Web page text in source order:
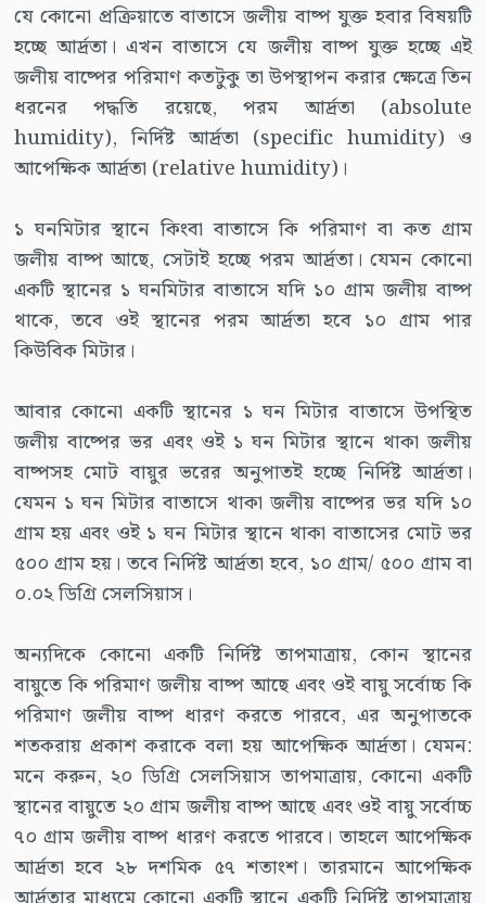
যে কোনো প্রক্রিয়াতে বাতাসে জলীয় বাষ্প যুক্ত হবার বিষয়টি
হচ্ছে আর্দ্রতা। এখন বাতাসে যে জলীয় বাষ্প যুক্ত হচ্ছে এই
জলীয় বাষ্পের পরিমাণ কতটুকু তা উপস্থাপন করার ক্ষেত্রে তিন
ধরনের পদ্ধতি রয়েছে, পরম আর্দ্রতা (absolute
humidity), নির্দিষ্ট আর্দ্রতা (specific humidity) ও
আপেক্ষিক আর্দ্রতা (relative humidity)।
১ ঘনমিটার স্থানে কিংবা বাতাসে কি পরিমাণ বা কত গ্রাম
জলীয় বাষ্প আছে, সেটাই হচ্ছে পরম আর্দ্রতা। যেমন কোনো
একটি স্থানের ১ ঘনমিটার বাতাসে যদি ১০ গ্রাম জলীয় বাষ্প
থাকে, তবে ওই স্থানের পরম আর্দ্রতা হবে ১০ গ্রাম পার
কিউবিক মিটার।
আবার কোনো একটি স্থানের ১ ঘন মিটার বাতাসে উপস্থিত
জলীয় বাষ্পের ভর এবং ওই ১ ঘন মিটার স্থানে থাকা জলীয়
বাষ্পসহ মোট বায়ুর ভরের অনুপাতই হচ্ছে নির্দিষ্ট আর্দ্রতা।
যেমন ১ ঘন মিটার বাতাসে থাকা জলীয় বাষ্পের ভর যদি ১০
গ্রাম হয় এবং ওই ১ ঘন মিটার স্থানে থাকা বাতাসের মোট ভর
৫০০ গ্রাম হয়। তবে নির্দিষ্ট আর্দ্রতা হবে, ১০ গ্রাম/ ৫০০ গ্রাম বা
০.০২ ডিগ্রি সেলসিয়াস।
অন্যদিকে কোনো একটি নির্দিষ্ট তাপমাত্রায়, কোন স্থানের
বায়ুতে কি পরিমাণ জলীয় বাষ্প আছে এবং ওই বায়ু সর্বোচ্চ কি
পরিমাণ জলীয় বাষ্প ধারণ করতে পারবে, এর অনুপাতকে
শতকরায় প্রকাশ করাকে বলা হয় আপেক্ষিক আর্দ্রতা। যেমন:
মনে করুন, ২০ ডিগ্রি সেলসিয়াস তাপমাত্রায়, কোনো একটি
স্থানের বায়ুতে ২০ গ্রাম জলীয় বাষ্প আছে এবং ওই বায়ু সর্বোচ্চ
৭০ গ্রাম জলীয় বাষ্প ধারণ করতে পারবে। তাহলে আপেক্ষিক
আর্দ্রতা হবে ২৮ দশমিক ৫৭ শতাংশ। তারমানে আপেক্ষিক